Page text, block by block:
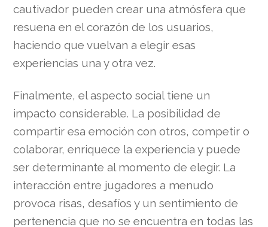
cautivador pueden crear una atmósfera que
resuena en el corazón de los usuarios,
haciendo que vuelvan a elegir esas
experiencias una y otra vez.
Finalmente, el aspecto social tiene un
impacto considerable. La posibilidad de
compartir esa emoción con otros, competir o
colaborar, enriquece la experiencia y puede
ser determinante al momento de elegir. La
interacción entre jugadores a menudo
provoca risas, desafíos y un sentimiento de
pertenencia que no se encuentra en todas las